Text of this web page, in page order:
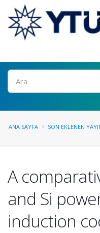
Ara
ANA SAYFA SON EKLENEN
A
and Si
induction